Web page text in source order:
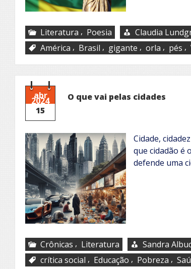
Literatura , Poesia
Claudia
América , Brasil , gigante , orla , pés ,
abr
2024
15
O que vai pelas cidades
Cidade,
que cidadão é
defende uma
Crônicas , Literatura
Sandra
crítica social , Educação , Pobreza ,